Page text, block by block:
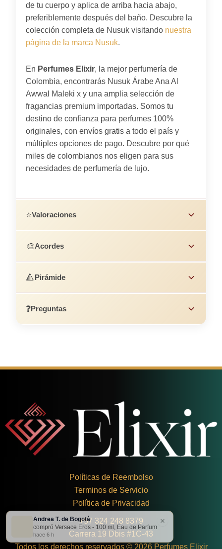
de tu cuerpo y aplica de arriba hacia abajo,
preferiblemente después del baño. Descubre la
colección completa de Nusuk visitando nuestra
página de la marca Nusuk.
En Perfumes Elixir, la mejor perfumería de
Colombia, encontrarás Nusuk Árabe Ana Al
Awwal Maleki x y una amplia selección de
fragancias premium importadas. Somos tu
destino de confianza para perfumes 100%
originales, con envíos gratis a todo el país y
múltiples opciones de pago. Descubre por qué
miles de colombianos nos eligen para sus
necesidades de perfumería de lujo.
⭐Valoraciones
🎨Acordes
🔺Pirámide
❓Preguntas
Políticas de Reembolso
Terminos de Servicio
Política de Privacidad
+57 324 248 8379
Carrera 19 Dbis #1C-43
Todos los derechos reservados © 2026 Perfumes Elixir
Andrea T. de Bogotá
compró Versace Eros - 100 ml, Eau de Parfum
hace 6 h
×